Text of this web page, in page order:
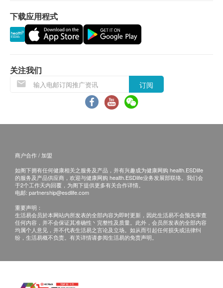
红血球计数
红血球分佈宽度
白血球
白血球分类
血紅素
报告
• 成功付款后，已订购之体检计划不设更改，转让及
／或退款（除上述经医生咨询后不宜进行体检者）。
• 健康检查服务并非作为医疗诊断或治疗用途。
《莱佛士医疗香港—疫苗注射服务：条款及细则》
• 确认阁下成功付款后，莱佛士医疗（下称：本诊
所）将于3个工作天内，致电阁下确认注射疫苗日子
射，逾期作废。
• 疫苗供应及其药厂品牌按实际情况而定，本诊所保
留最后决定权。
• 所列出之疫苗服务费用已包括首次注射前的医生会
诊，为阁下进行与疫苗相关之简单咨询，如经医生判
断并不适合接种有关疫苗，本诊所将收取一次医生会
诊费用（港币$300），并退还其余已缴费用。 • 成功
或退款（除上述经医生咨询后不宜进行接种疫苗
下载应用程式
关注我们
订阅
商户合作 / 加盟
如阁下拥有任何健康相关之服务及产品，并有兴趣成为健康网购 health.ESDlife
的服务及产品供应商，欢迎与健康网购 health.ESDlife业务发展部联络。我们会
于2个工作天内回覆，为阁下提供更多有关合作详情。
电邮: partnership@esdlife.com
重要声明：
生活易会员於本网站内所发表的全部内容为即时更新，因此生活易不会预先审查
任何内容，并不会保证其准确性丶完整性及质量。此外，会员所发表的全部内容
均属个人意见，并不代表生活易之言论及立场。如从而引起任何损失或法律纠
纷，生活易概不负责。有关详情请参阅生活易的免责声明。